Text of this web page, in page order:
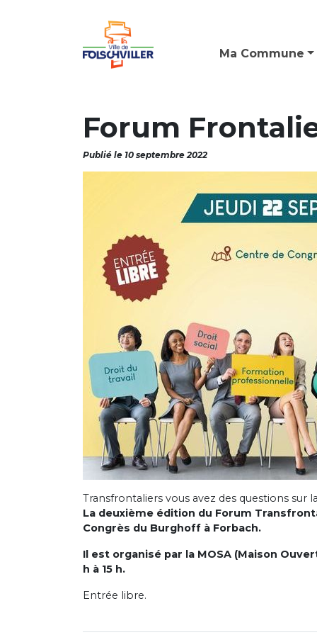
Ma Commune
Forum
Publié le 10 septembre 2022
Transfrontaliers vous avez des questions
La deuxième édition du Forum
Congrès du Burghoff à Forbach.
Il est organisé par la MOSA (Maison
h à 15 h.
Entrée libre.